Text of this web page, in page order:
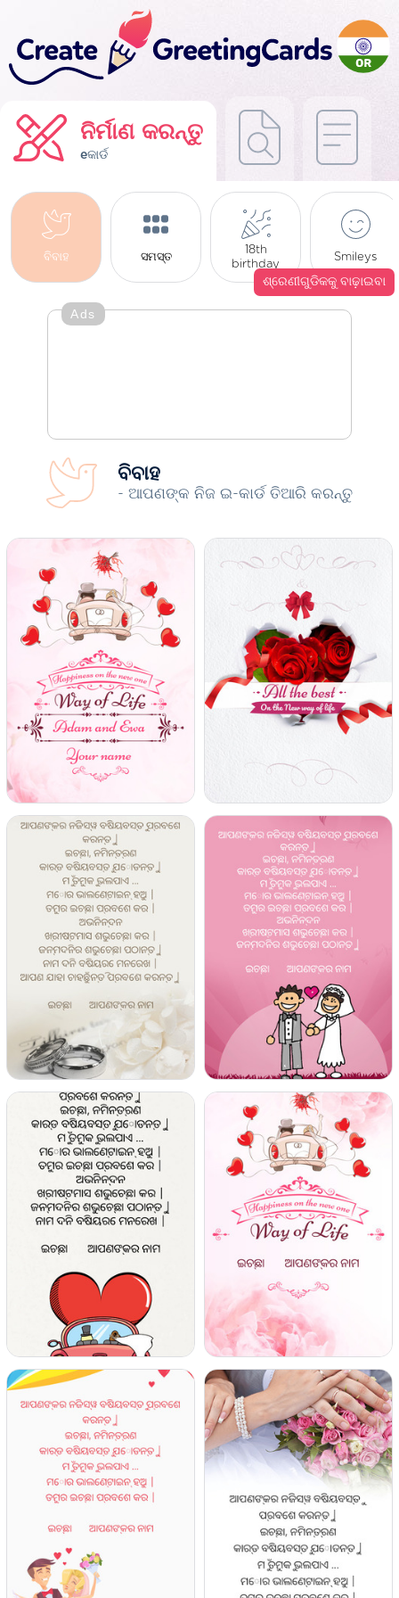
ନିର୍ମାଣ କରନ୍ତୁ
eକାର୍ଡ
ବିବାହ ସମସ୍ତ
18th
birthday
Smileys
ଶ୍ରେଣୀଗୁଡିକକୁ ବାଢ଼ାଇବା
Ads
ବିବାହ
- ଆପଣଙ୍କ ନିଜ ଇ-କାର୍ଡ ତିଆରି କରନ୍ତୁ